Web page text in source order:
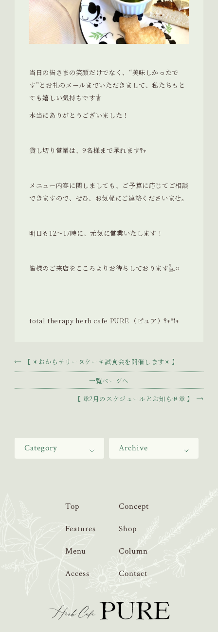
当日の皆さまの笑顔だけでなく、“美味しかったで
す”とお礼のメールまでいただきまして、私たちもと
ても嬉しい気持ちです𓇚
本当にありがとうございました！
貸し切り営業は、9名様まで承れます𖤣𖥧
メニュー内容に関しましても、ご予算に応じてご相談
できますので、ぜひ、お気軽にご連絡くださいませ。
明日も12〜17時に、元気に営業いたします！
皆様のご来店をこころよりお待ちしております𓃱𓈒𓏸
total therapy herb cafe PURE （ピュア）𖤣𖥧𖥣𖡡𖥧
【 ✴︎おからテリーヌケーキ試食会を開催します✴︎ 】
一覧ページへ
【 ꕥ2月のスケジュールとお知らせꕥ 】
Category Archive
Top Concept
Features Shop
Menu Column
Access Contact